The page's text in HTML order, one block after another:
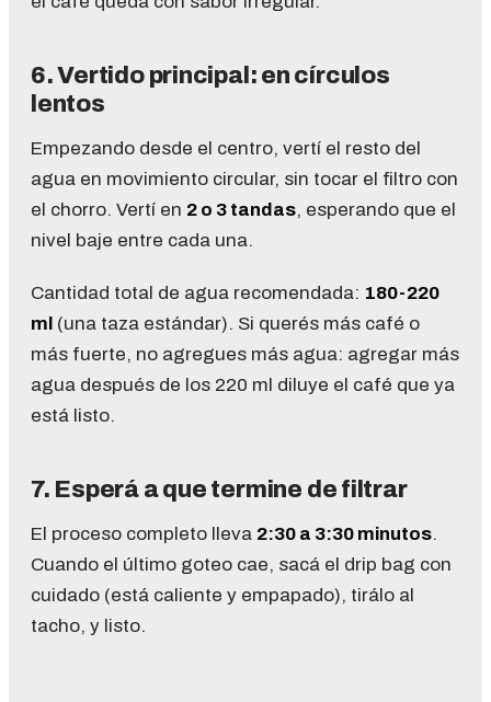
6. Vertido principal: en círculos
lentos
Empezando desde el centro, vertí el resto del
agua en movimiento circular, sin tocar el filtro con
el chorro. Vertí en 2 o 3 tandas, esperando que el
nivel baje entre cada una.
Cantidad total de agua recomendada: 180-220
ml (una taza estándar). Si querés más café o
más fuerte, no agregues más agua: agregar más
agua después de los 220 ml diluye el café que ya
está listo.
7. Esperá a que termine de filtrar
El proceso completo lleva 2:30 a 3:30 minutos.
Cuando el último goteo cae, sacá el drip bag con
cuidado (está caliente y empapado), tirálo al
tacho, y listo.